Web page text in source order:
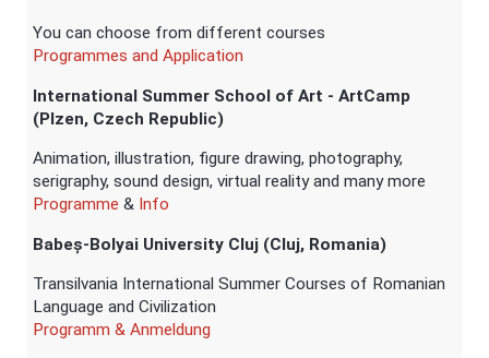
You can choose from different courses
Programmes and Application
International Summer School of Art - ArtCamp
(Plzen, Czech Republic)
Animation, illustration, figure drawing, photography,
serigraphy, sound design, virtual reality and many more
Programme & Info
Babeș-Bolyai University Cluj (Cluj, Romania)
Transilvania International Summer Courses of Romanian
Language and Civilization
Programm & Anmeldung